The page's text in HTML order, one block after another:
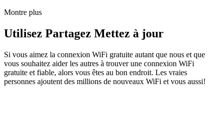
Montre plus
Utilisez Partagez Mettez à jour
Si vous aimez la connexion WiFi gratuite autant que nous et que
vous souhaitez aider les autres à trouver une connexion WiFi
gratuite et fiable, alors vous êtes au bon endroit. Les vraies
personnes ajoutent des millions de nouveaux WiFi et vous aussi!